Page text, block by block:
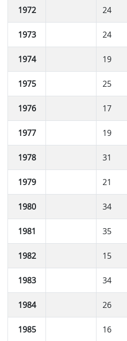
1972 24
1973 24
1974 19
1975 25
1976 17
1977 19
1978 31
1979 21
1980 34
1981 35
1982 15
1983 34
1984 26
1985 16